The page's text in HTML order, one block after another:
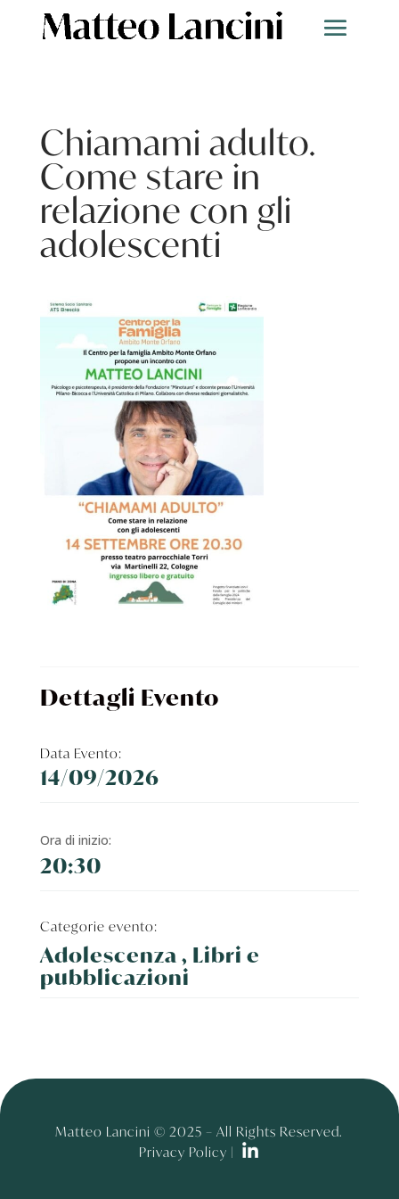
Chiamami adulto.
Come stare in
relazione con gli
adolescenti
Dettagli Evento
Data Evento:
14/09/2026
Ora di inizio:
20:30
Categorie evento:
Adolescenza , Libri e
pubblicazioni
Matteo Lancini © 2025 – All Rights Reserved.
Privacy Policy |